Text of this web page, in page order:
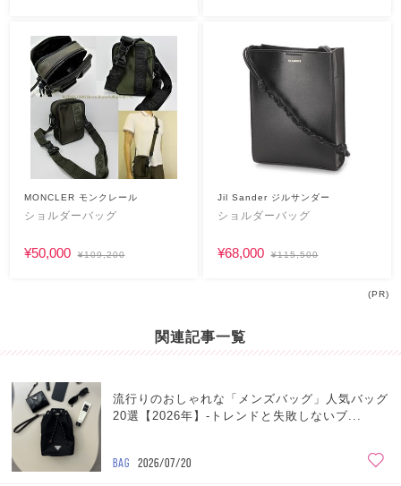
MONCLER モンクレール
ショルダーバッグ
¥50,000 ¥109,200
Jil Sander ジルサンダー
ショルダーバッグ
¥68,000 ¥115,500
(PR)
関連記事一覧
流行りのおしゃれな「メンズバッグ」人気バッグ
20選【2026年】-トレンドと失敗しないブ...
BAG 2026/07/20